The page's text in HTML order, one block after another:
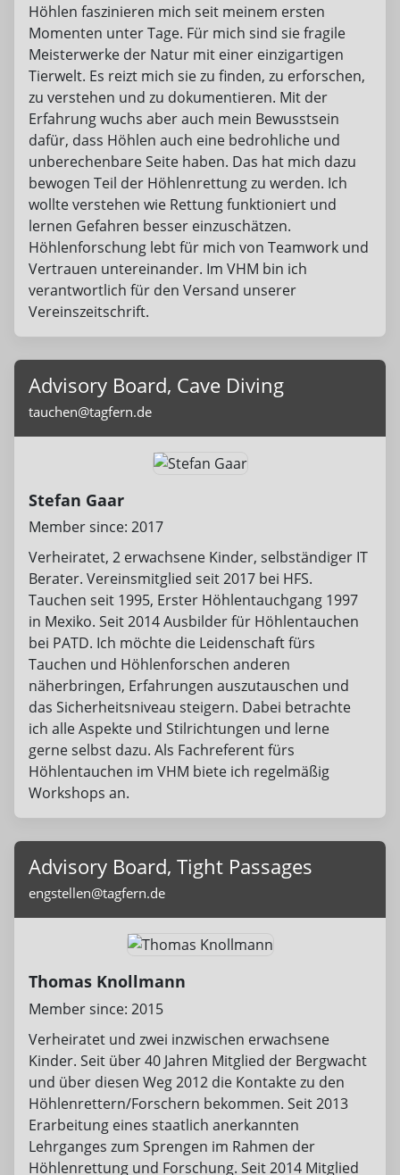
Höhlen faszinieren mich seit meinem ersten
Momenten unter Tage. Für mich sind sie fragile
Meisterwerke der Natur mit einer einzigartigen
Tierwelt. Es reizt mich sie zu finden, zu erforschen,
zu verstehen und zu dokumentieren. Mit der
Erfahrung wuchs aber auch mein Bewusstsein
dafür, dass Höhlen auch eine bedrohliche und
unberechenbare Seite haben. Das hat mich dazu
bewogen Teil der Höhlenrettung zu werden. Ich
wollte verstehen wie Rettung funktioniert und
lernen Gefahren besser einzuschätzen.
Höhlenforschung lebt für mich von Teamwork und
Vertrauen untereinander. Im VHM bin ich
verantwortlich für den Versand unserer
Vereinszeitschrift.
Advisory Board, Cave Diving
tauchen@tagfern.de
Stefan Gaar
Member since: 2017
Verheiratet, 2 erwachsene Kinder, selbständiger IT
Berater. Vereinsmitglied seit 2017 bei HFS.
Tauchen seit 1995, Erster Höhlentauchgang 1997
in Mexiko. Seit 2014 Ausbilder für Höhlentauchen
bei PATD. Ich möchte die Leidenschaft fürs
Tauchen und Höhlenforschen anderen
näherbringen, Erfahrungen auszutauschen und
das Sicherheitsniveau steigern. Dabei betrachte
ich alle Aspekte und Stilrichtungen und lerne
gerne selbst dazu. Als Fachreferent fürs
Höhlentauchen im VHM biete ich regelmäßig
Workshops an.
Advisory Board, Tight Passages
engstellen@tagfern.de
Thomas Knollmann
Member since: 2015
Verheiratet und zwei inzwischen erwachsene
Kinder. Seit über 40 Jahren Mitglied der Bergwacht
und über diesen Weg 2012 die Kontakte zu den
Höhlenrettern/Forschern bekommen. Seit 2013
Erarbeitung eines staatlich anerkannten
Lehrganges zum Sprengen im Rahmen der
Höhlenrettung und Forschung. Seit 2014 Mitglied